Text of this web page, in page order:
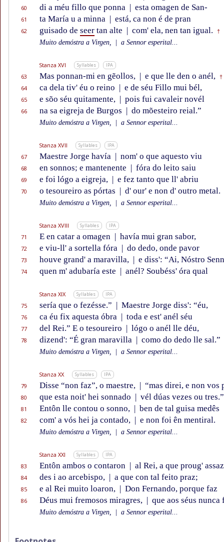
60 di a méu fillo que ponna | esta omagen de San-
61 ta María u a minna | está, ca non é de pran
62 guisado de seer tan alte | com' ela, nen tan igual. †
Muito demóstra a Virgen, a Sennor esperital...
Stanza XVI Syllables IPA
63 Mas ponnan-mi en gẽollos, | e que lle den o anél, †
64 ca dela tiv' éu o reino | e de séu Fillo mui bél,
65 e sõo séu quitamente, | pois fui cavaleir novél
66 na sa eigreja de Burgos | do mõesteiro reial.”
Muito demóstra a Virgen, a Sennor esperital...
Stanza XVII Syllables IPA
67 Maestre Jorge havía | nom' o que aquesto viu
68 en sonnos; e mantenente | fóra do leito saiu
69 e foi lógo a eigreja, | e fez tanto que ll' abriu
70 o tesoureiro as pórtas | d' our' e non d' outro metal.
Muito demóstra a Virgen, a Sennor esperital...
Stanza XVIII Syllables IPA
71 E en catar a omagen | havía mui gran sabor,
72 e viu-ll' a sortella fóra | do dedo, onde pavor
73 houve grand' a maravilla, | e diss': “Ai, Nóstro
74 quen m' adubaría este | anél? Soubéss' óra qual
Stanza XIX Syllables IPA
75 sería que o fezésse.” | Maestre Jorge diss': “éu,
76 ca éu fix aquesta óbra | toda e est' anél séu
77 del Rei.” E o tesoureiro | lógo o anél lle déu,
78 dizend': “É gran maravilla | como do dedo lle sal.”
Muito demóstra a Virgen, a Sennor esperital...
Stanza XX Syllables IPA
79 Disse “non faz”, o maestre, | “mas direi, e non vos
80 que esta noit' hei sonnado | vél dúas vezes ou tres.”
81 Entôn lle contou o sonno, | ben de tal guisa medês
82 com' a vós hei ja contado, | e non foi ên mentiral.
Muito demóstra a Virgen, a Sennor esperital...
Stanza XXI Syllables IPA
83 Entôn ambos o contaron | al Rei, a que proug'
84 des i ao arcebispo, | a que con tal feito praz;
85 e al Rei muito loaron, | Don Fernando, porque faz
86 Déus mui fremosos miragres, | que aos séus nunca
Muito demóstra a Virgen, a Sennor esperital...